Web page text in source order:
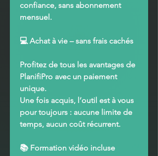
confiance, sans abonnement
mensuel.
💻Achat à vie – sans frais cachés
Profitez de tous les avantages de
PlanifiPro avec un paiement
unique.
Une fois acquis, l’outil est à vous
pour toujours : aucune limite de
temps, aucun coût récurrent.
📚 Formation vidéo incluse